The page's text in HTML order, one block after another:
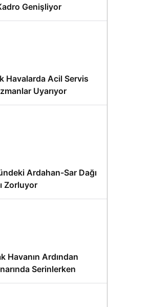
Genişliyor
Havalarda Acil Servis
Uyarıyor
Ardahan-Sar Dağı
Zorluyor
Havanın Ardından
Serinlerken